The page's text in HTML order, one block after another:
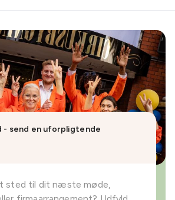
- send en uforpligtende
sted til dit næste møde,